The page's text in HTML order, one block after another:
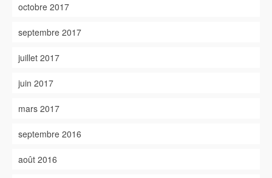
octobre 2017
septembre 2017
juillet 2017
juin 2017
mars 2017
septembre 2016
août 2016